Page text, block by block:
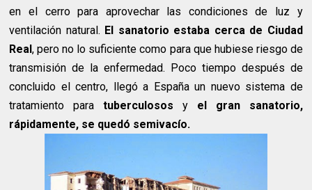
en el cerro para aprovechar las condiciones de luz y
ventilación natural. El sanatorio estaba cerca de Ciudad
Real, pero no lo suficiente como para que hubiese riesgo de
transmisión de la enfermedad. Poco tiempo después de
concluido el centro, llegó a España un nuevo sistema de
tratamiento paratuberculosos y el gran sanatorio,
rápidamente, se quedó semivacío.